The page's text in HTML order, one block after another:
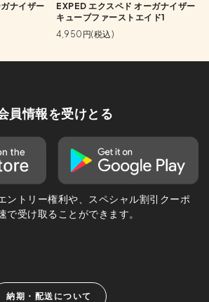
ナイザー
EXPED エクスペド オーガナイザー
キューブファーストエイド1
4,950円(税込)
員情報を受けとる
ントリー権利や、スペシャル割引クーポ
で受け取ることができます。
納期・配送について